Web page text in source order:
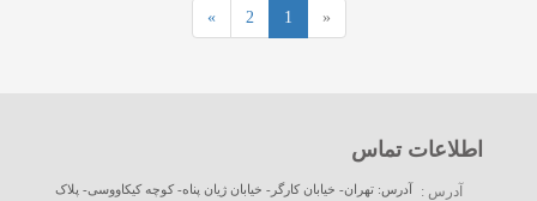
«
1
2
»
اطلاعات تماس
آدرس : آدرس: تهران- خیابان کارگر- خیابان ژیان پناه- کوچه کیکاووسی- پلاک